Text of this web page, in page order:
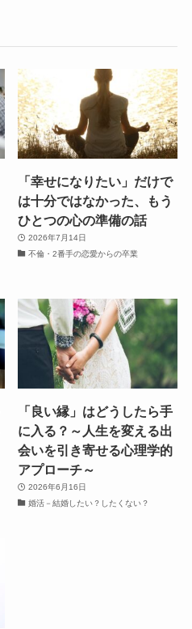
「幸せになりたい」だけで
は十分ではなかった、もう
ひとつの心の準備の話
2026年7月14日
不倫・2番手の恋愛からの卒業
「良い縁」はどうしたら手
に入る？～人生を変える出
会いを引き寄せる心理学的
アプローチ～
2026年6月16日
婚活－結婚したい？したくない？